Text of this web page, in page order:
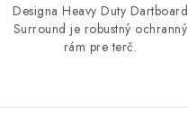
Designa Heavy Duty Dartboard
Surround je robustný ochranný
rám pre terč.